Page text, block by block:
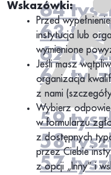
64
63
62
61
60
59
58
57
Wskazówki:
Przed
instytucja lub
wymienione
Jeśli masz
organizacja
z nami
Wybierz
w formularzu
z dostępnych
przez Ciebie
z opcji „Inny” i